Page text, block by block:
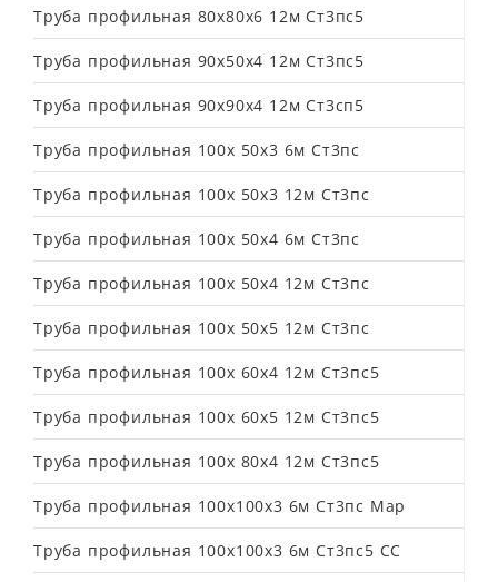
Труба профильная 80х80х6 12м Ст3пс5
Труба профильная 90х50х4 12м Ст3пс5
Труба профильная 90х90х4 12м Ст3сп5
Труба профильная 100х 50х3 6м Ст3пс
Труба профильная 100х 50х3 12м Ст3пс
Труба профильная 100х 50х4 6м Ст3пс
Труба профильная 100х 50х4 12м Ст3пс
Труба профильная 100х 50х5 12м Ст3пс
Труба профильная 100х 60х4 12м Ст3пс5
Труба профильная 100х 60х5 12м Ст3пс5
Труба профильная 100х 80х4 12м Ст3пс5
Труба профильная 100х100х3 6м Ст3пс Мар
Труба профильная 100х100х3 6м Ст3пс5 СС